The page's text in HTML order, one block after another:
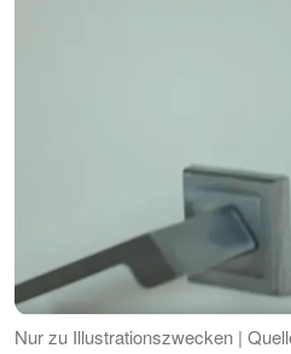
Nur zu Illustrationszwecken |